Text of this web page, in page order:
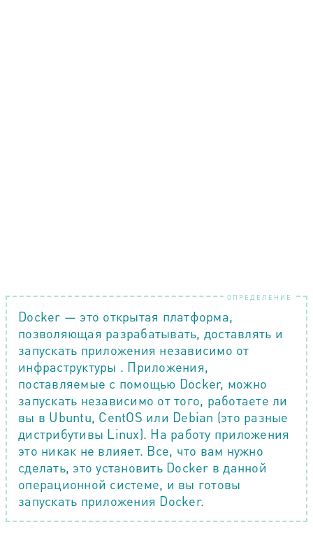
Docker — это открытая платформа,
позволяющая разрабатывать, доставлять и
запускать приложения независимо от
инфраструктуры . Приложения,
поставляемые с помощью Docker, можно
запускать независимо от того, работаете ли
вы в Ubuntu, CentOS или Debian (это разные
дистрибутивы Linux). На работу приложения
это никак не влияет. Все, что вам нужно
сделать, это установить Docker в данной
операционной системе, и вы готовы
запускать приложения Docker.